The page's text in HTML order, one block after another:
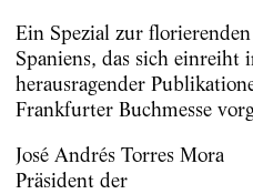
Ein Spezial zur
Spaniens, das sich einreiht
herausragender
Frankfurter Buchmesse
José Andrés Torres Mora
Präsident der